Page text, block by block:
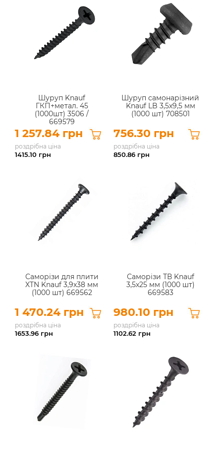
Шуруп Knauf
ГКП+метал. 45
(1000шт) 3506 /
669579
1 257.84 грн
роздрібна ціна
1415.10 грн
Шуруп самонарізний
Knauf LB 3,5х9,5 мм
(1000 шт) 708501
756.30 грн
роздрібна ціна
850.86 грн
Саморізи для плити
XTN Knauf 3,9x38 мм
(1000 шт) 669562
1 470.24 грн
роздрібна ціна
1653.96 грн
Саморізи ТВ Knauf
3,5х25 мм (1000 шт)
669583
980.10 грн
роздрібна ціна
1102.62 грн